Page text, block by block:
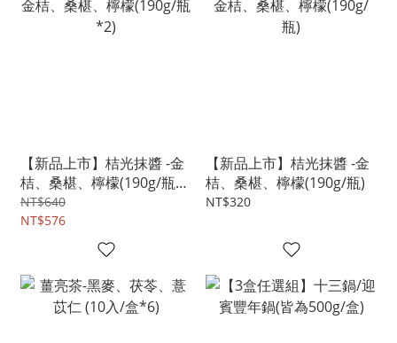
【新品上市】桔光抹醬 -金
桔、桑椹、檸檬(190g/瓶
*2)
NT$640
NT$576
【新品上市】桔光抹醬 -金
桔、桑椹、檸檬(190g/瓶)
NT$320